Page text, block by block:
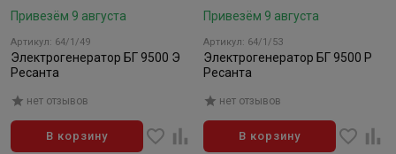
Привезём 9 августа
Артикул: 64/1/49
Электрогенератор БГ 9500 Э
Ресанта
нет отзывов
В корзину
Привезём 9 августа
Артикул: 64/1/53
Электрогенератор БГ 9500 Р
Ресанта
нет отзывов
В корзину